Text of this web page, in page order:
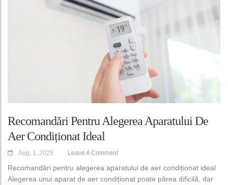
Recomandări Pentru Alegerea Aparatului De
Aer Condiționat Ideal
Aug. 1, 2025 Leave A Comment
Recomandări pentru alegerea aparatului de aer condiționat ideal
Alegerea unui aparat de aer condiționat poate părea dificilă, dar